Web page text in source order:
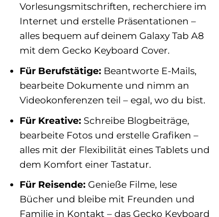
Vorlesungsmitschriften, recherchiere im
Internet und erstelle Präsentationen –
alles bequem auf deinem Galaxy Tab A8
mit dem Gecko Keyboard Cover.
Für Berufstätige: Beantworte E-Mails,
bearbeite Dokumente und nimm an
Videokonferenzen teil – egal, wo du bist.
Für Kreative: Schreibe Blogbeiträge,
bearbeite Fotos und erstelle Grafiken –
alles mit der Flexibilität eines Tablets und
dem Komfort einer Tastatur.
Für Reisende: Genieße Filme, lese
Bücher und bleibe mit Freunden und
Familie in Kontakt – das Gecko Keyboard